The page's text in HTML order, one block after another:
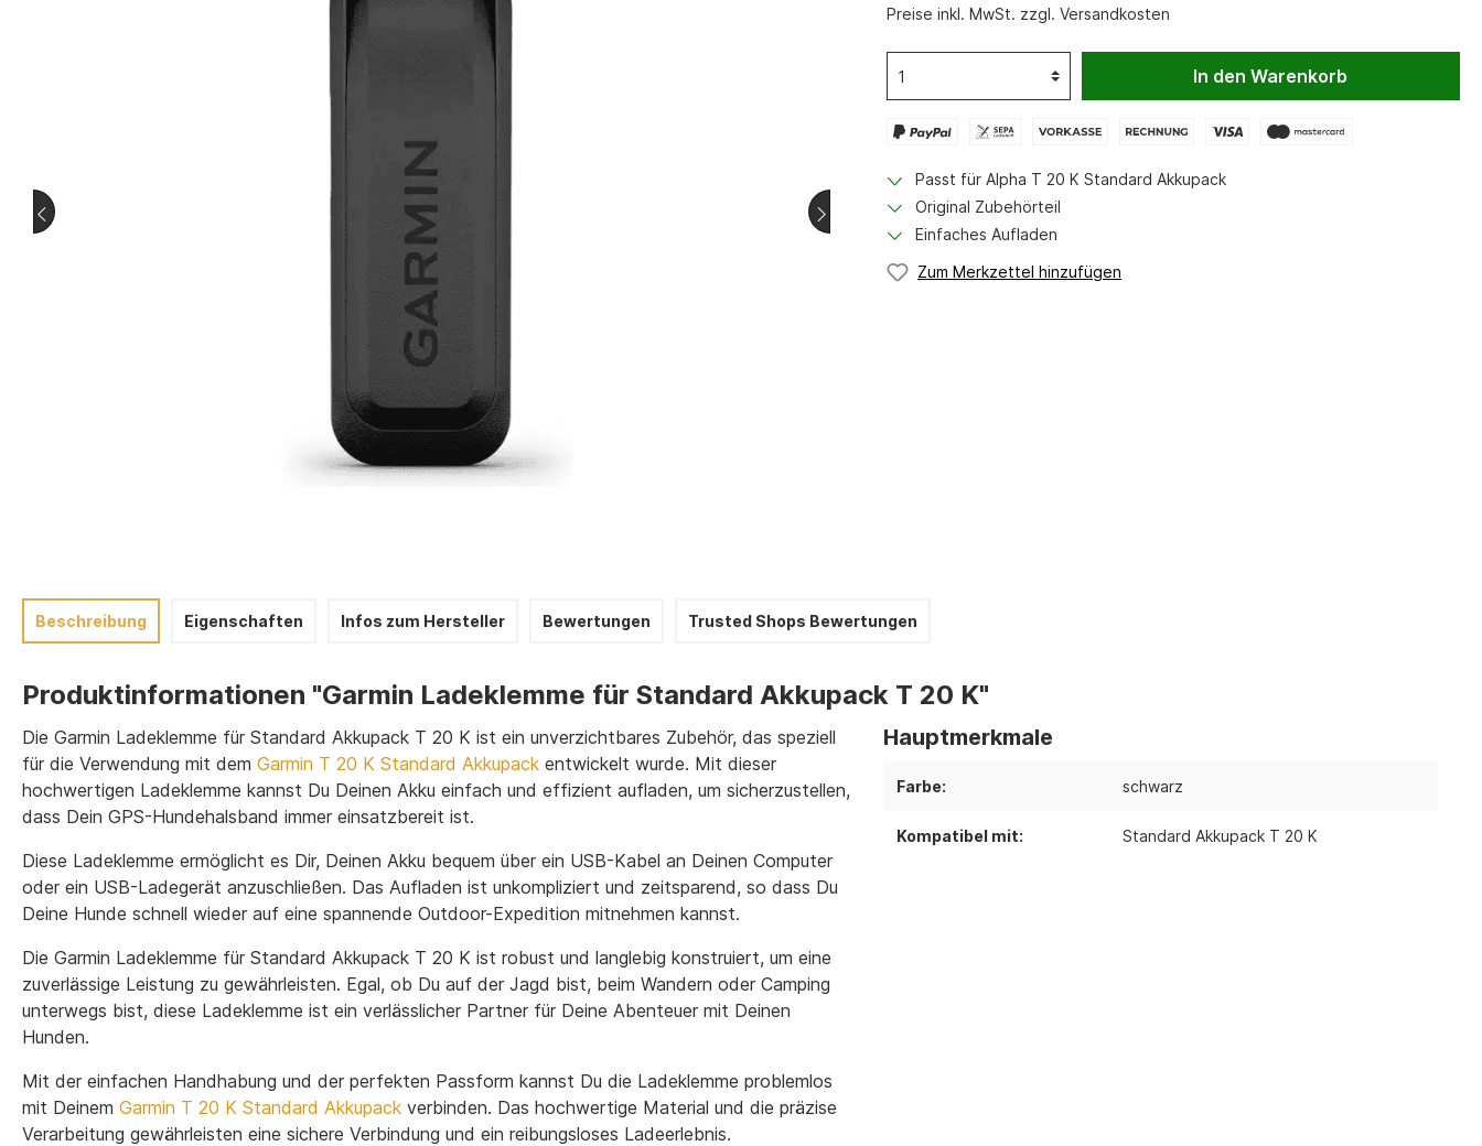
Zweibeinadapter
Schalldämpferzubehör
Munition
Büchsen Munition
Messer
Schutzwesten
Halsungen
Pirschjagd Saujagd
Preise inkl. MwSt. zzgl. Versandkosten
In den Warenkorb
Passt für Alpha T 20 K Standard Akkupack
Original Zubehörteil
Einfaches Aufladen
Zum Merkzettel hinzufügen
Beschreibung Eigenschaften Infos zum Hersteller Bewertungen Trusted Shops Bewertungen
Produktinformationen "Garmin Ladeklemme für Standard Akkupack T 20 K"
Die Garmin Ladeklemme für Standard Akkupack T 20 K ist ein unverzichtbares Zubehör, das speziell
für die Verwendung mit dem Garmin T 20 K Standard Akkupack entwickelt wurde. Mit dieser
hochwertigen Ladeklemme kannst Du Deinen Akku einfach und effizient aufladen, um sicherzustellen,
dass Dein GPS-Hundehalsband immer einsatzbereit ist.
Diese Ladeklemme ermöglicht es Dir, Deinen Akku bequem über ein USB-Kabel an Deinen Computer
oder ein USB-Ladegerät anzuschließen. Das Aufladen ist unkompliziert und zeitsparend, so dass Du
Deine Hunde schnell wieder auf eine spannende Outdoor-Expedition mitnehmen kannst.
Die Garmin Ladeklemme für Standard Akkupack T 20 K ist robust und langlebig konstruiert, um eine
zuverlässige Leistung zu gewährleisten. Egal, ob Du auf der Jagd bist, beim Wandern oder Camping
unterwegs bist, diese Ladeklemme ist ein verlässlicher Partner für Deine Abenteuer mit Deinen
Hunden.
Mit der einfachen Handhabung und der perfekten Passform kannst Du die Ladeklemme problemlos
mit Deinem Garmin T 20 K Standard Akkupack verbinden. Das hochwertige Material und die präzise
Verarbeitung gewährleisten eine sichere Verbindung und ein reibungsloses Ladeerlebnis.
Hauptmerkmale
Farbe: schwarz
Kompatibel mit: Standard Akkupack T 20 K